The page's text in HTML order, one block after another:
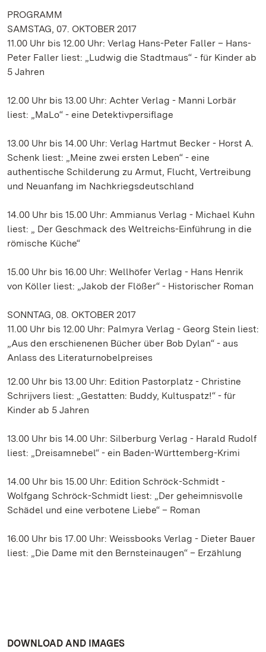
PROGRAMM
SAMSTAG, 07. OKTOBER 2017
11.00 Uhr bis 12.00 Uhr: Verlag Hans-Peter Faller – Hans-
Peter Faller liest: „Ludwig die Stadtmaus“ - für Kinder ab
5 Jahren
12.00 Uhr bis 13.00 Uhr: Achter Verlag - Manni Lorbär
liest: „MaLo“ - eine Detektivpersiflage
13.00 Uhr bis 14.00 Uhr: Verlag Hartmut Becker - Horst A.
Schenk liest: „Meine zwei ersten Leben“ - eine
authentische Schilderung zu Armut, Flucht, Vertreibung
und Neuanfang im Nachkriegsdeutschland
14.00 Uhr bis 15.00 Uhr: Ammianus Verlag - Michael Kuhn
liest: „ Der Geschmack des Weltreichs-Einführung in die
römische Küche“
15.00 Uhr bis 16.00 Uhr: Wellhöfer Verlag - Hans Henrik
von Köller liest: „Jakob der Flößer“ - Historischer Roman
SONNTAG, 08. OKTOBER 2017
11.00 Uhr bis 12.00 Uhr: Palmyra Verlag - Georg Stein liest:
„Aus den erschienenen Bücher über Bob Dylan“ - aus
Anlass des Literaturnobelpreises
12.00 Uhr bis 13.00 Uhr: Edition Pastorplatz - Christine
Schrijvers liest: „Gestatten: Buddy, Kultuspatz!“ - für
Kinder ab 5 Jahren
13.00 Uhr bis 14.00 Uhr: Silberburg Verlag - Harald Rudolf
liest: „Dreisamnebel“ - ein Baden-Württemberg-Krimi
14.00 Uhr bis 15.00 Uhr: Edition Schröck-Schmidt -
Wolfgang Schröck-Schmidt liest: „Der geheimnisvolle
Schädel und eine verbotene Liebe“ – Roman
16.00 Uhr bis 17.00 Uhr: Weissbooks Verlag - Dieter Bauer
liest: „Die Dame mit den Bernsteinaugen“ – Erzählung
DOWNLOAD AND IMAGES